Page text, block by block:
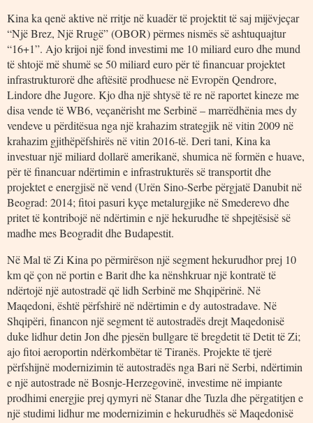
Kina ka qenë aktive në rritje në kuadër të projektit të saj mijëvjeçar
“Një Brez, Një Rrugë” (OBOR) përmes nismës së ashtuquajtur
“16+1”. Ajo krijoi një fond investimi me 10 miliard euro dhe mund
të shtojë më shumë se 50 miliard euro për të financuar projektet
infrastrukturorë dhe aftësitë prodhuese në Evropën Qendrore,
Lindore dhe Jugore. Kjo dha një shtysë të re në raportet kineze me
disa vende të WB6, veçanërisht me Serbinë – marrëdhënia mes dy
vendeve u përditësua nga një krahazim strategjik në vitin 2009 në
krahazim gjithëpëfshirës në vitin 2016-të. Deri tani, Kina ka
investuar një miliard dollarë amerikanë, shumica në formën e huave,
për të financuar ndërtimin e infrastrukturës së transportit dhe
projektet e energjisë në vend (Urën Sino-Serbe përgjatë Danubit në
Beograd: 2014; fitoi pasuri kyçe metalurgjike në Smederevo dhe
pritet të kontribojë në ndërtimin e një hekurudhe të shpejtësisë së
madhe mes Beogradit dhe Budapestit.
Në Mal të Zi Kina po përmirëson një segment hekurudhor prej 10
km që çon në portin e Barit dhe ka nënshkruar një kontratë të
ndërtojë një autostradë që lidh Serbinë me Shqipërinë. Në
Maqedoni, është përfshirë në ndërtimin e dy autostradave. Në
Shqipëri, financon një segment të autostradës drejt Maqedonisë
duke lidhur detin Jon dhe pjesën bullgare të bregdetit të Detit të Zi;
ajo fitoi aeroportin ndërkombëtar të Tiranës. Projekte të tjerë
përfshijnë modernizimin të autostradës nga Bari në Serbi, ndërtimin
e një autostrade në Bosnje-Herzegovinë, investime në impiante
prodhimi energjie prej qymyri në Stanar dhe Tuzla dhe përgatitjen e
një studimi lidhur me modernizimin e hekurudhës së Maqedonisë